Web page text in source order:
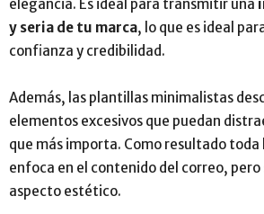
elegancia. Es ideal para transmitir una
y seria de tu marca, lo que es ideal
confianza y credibilidad.
Además, las plantillas minimalistas
elementos excesivos que puedan
que más importa. Como resultado toda
enfoca en el contenido del correo, pero
aspecto estético.